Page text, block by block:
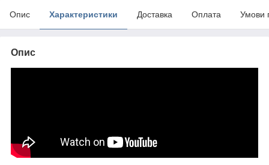
Опис Характеристики Доставка Оплата Умови
Опис